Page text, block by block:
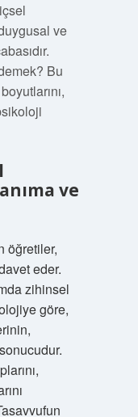
ve
Bu
ve
öğretiler,
eder.
zihinsel
göre,